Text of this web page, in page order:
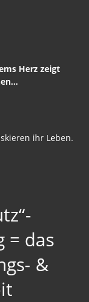
Herz zeigt
ihr Leben.
= das
&